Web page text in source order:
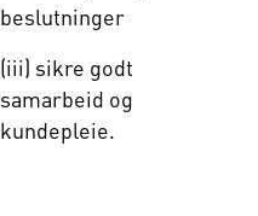
beslutninger
(iii) sikre godt
samarbeid og
kundepleie.